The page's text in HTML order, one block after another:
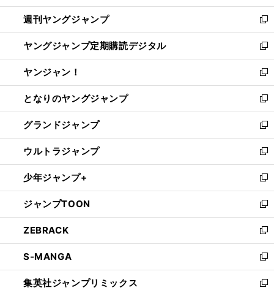
開
く
ウ
で
開
く
ン
ド
ウ
で
開
く
ウ
ィ
ン
ド
ウ
で
開
く
週刊ヤングジャンプ
新
し
い
ウ
ィ
ン
ド
ウ
で
開
く
ヤングジャンプ定期購読デジタル
新
し
い
ウ
ィ
ン
ド
ウ
で
開
く
ヤンジャン！
新
し
い
ウ
ィ
ン
ド
ウ
で
開
く
となりのヤングジャンプ
新
し
い
ウ
ィ
ン
ド
ウ
で
開
く
グランドジャンプ
新
し
い
ウ
ィ
ン
ド
ウ
で
開
く
ウルトラジャンプ
新
し
い
ウ
ィ
ン
ド
ウ
で
開
く
少年ジャンプ+
新
し
い
ウ
ィ
ン
ド
ウ
で
ジャンプTOON
新
し
い
ウ
ィ
ン
ド
ZEBRACK
新
し
い
ウ
ィ
S-MANGA
新
し
い
集英社ジャンプリミックス 新